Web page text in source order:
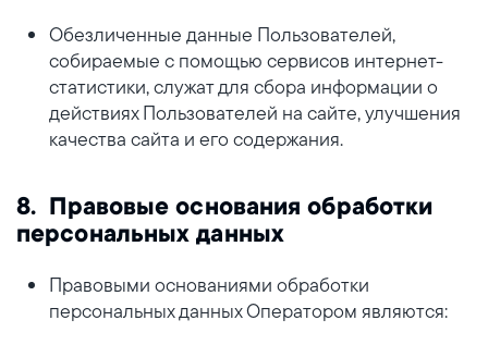
Обезличенные данные Пользователей,
собираемые с помощью сервисов интернет-
статистики, служат для сбора информации о
действиях Пользователей на сайте, улучшения
качества сайта и его содержания.
8. Правовые основания обработки
персональных данных
Правовыми основаниями обработки
персональных данных Оператором являются: